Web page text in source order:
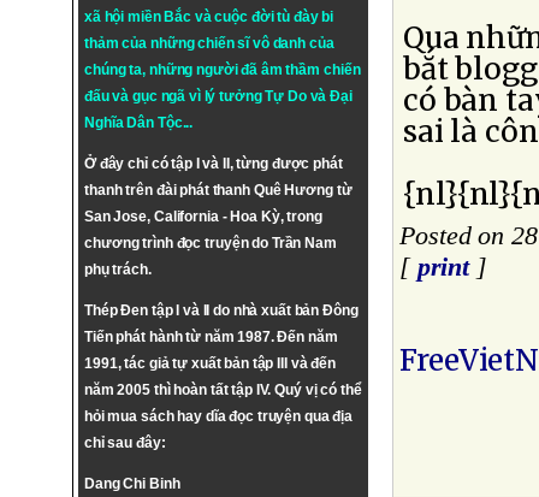
xã hội miền Bắc và cuộc đời tù đày bi
thảm của những chiến sĩ vô danh của
chúng ta, những người đã âm thầm chiến
đấu và gục ngã vì lý tưởngTự DovàĐại
Nghĩa Dân Tộc...
Ở đây chỉ có tập I và II, từng được phát
thanh trên đài phát thanh Quê Hương từ
San Jose, California - Hoa Kỳ, trong
chương trình đọc truyện do Trần Nam
phụ trách.
Thép Đen tập I và II do nhà xuất bản Đông
Tiến phát hành từ năm 1987. Đến năm
1991, tác giả tự xuất bản tập III và đến
năm 2005 thì hoàn tất tập IV. Quý vị có thể
hỏi mua sách hay dĩa đọc truyện qua địa
chỉ sau đây:
Dang Chi Binh
Qua
bắt
có bàn
sai là
Posted on
[ print]